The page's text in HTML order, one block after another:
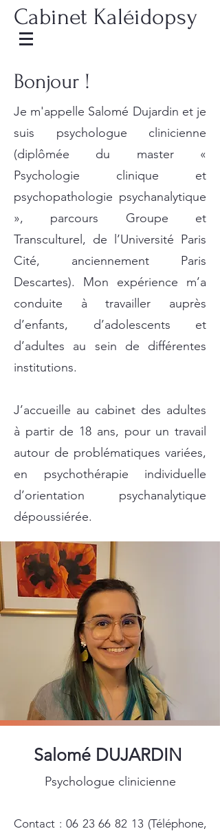
Cabinet Kaléidopsy
Bonjour !
Je m'appelle Salomé Dujardin et je
suis psychologue clinicienne
(diplômée du master «
Psychologie clinique et
psychopathologie psychanalytique
», parcours Groupe et
Transculturel, de l’Université Paris
Cité, anciennement Paris
Descartes). Mon expérience m’a
conduite à travailler auprès
d’enfants, d’adolescents et
d’adultes au sein de différentes
institutions.
J’accueille au cabinet des adultes
à partir de 18 ans, pour un travail
autour de problématiques variées,
en psychothérapie individuelle
d’orientation psychanalytique
dépoussiérée.
Salomé DUJARDIN
Psychologue clinicienne
Contact : 06 23 66 82 13 (Téléphone,